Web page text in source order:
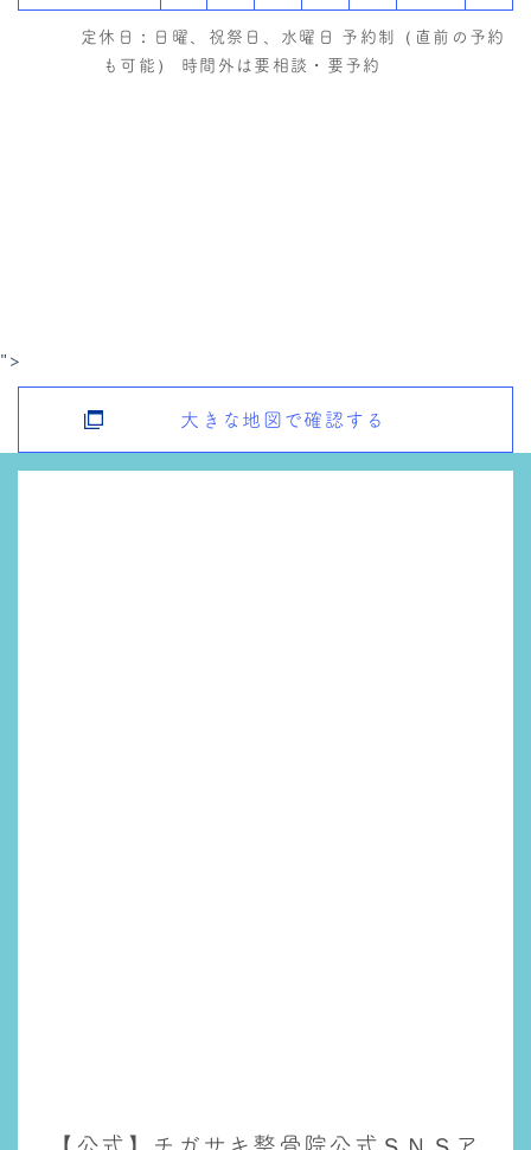
定休日：日曜、祝祭日、水曜日 予約制（直前の予約
も可能） 時間外は要相談・要予約
">
大きな地図で確認する